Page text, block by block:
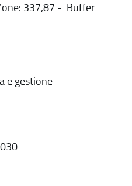
337,87 - Buffer
e gestione